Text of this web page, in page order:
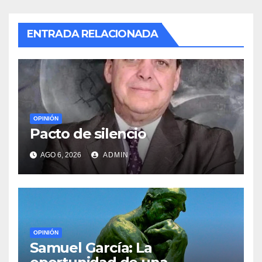
ENTRADA RELACIONADA
OPINIÓN
Pacto de silencio
AGO 6, 2026 ADMIN
OPINIÓN
Samuel García: La